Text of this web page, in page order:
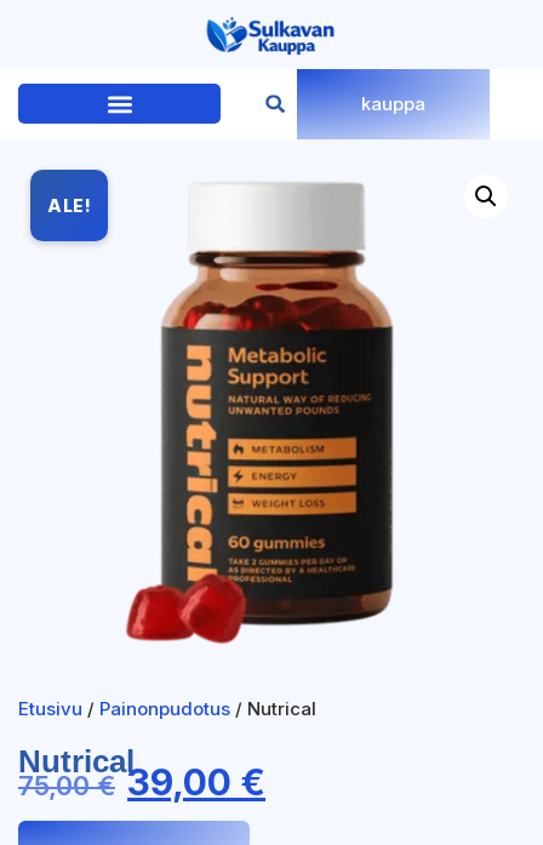
kauppa
ALE!
Etusivu / Painonpudotus / Nutrical
Nutrical
75,00€ 39,00 €